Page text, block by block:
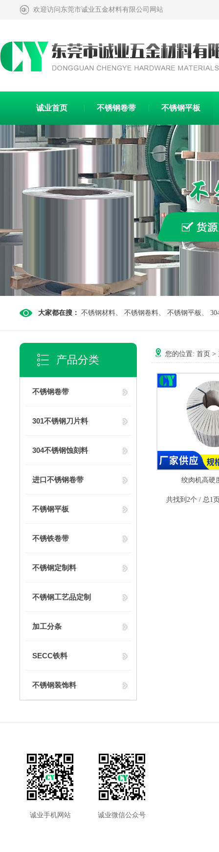
欢迎访问东莞市诚业五金材料有限公司网站
诚业首页 不锈钢卷带 不锈钢平板
大家都在搜： 不锈钢材料、 不锈钢卷料、 不锈钢平板 、
产品分类
不锈钢卷带
301不锈钢刀片料
304不锈钢蚀刻料
进口不锈钢卷带
不锈钢平板
不锈铁卷带
不锈钢定制料
不锈钢工艺品定制
加工分条
SECC铁料
不锈钢装饰料
您的位置: 首页 >
绞肉机高硬
共找到2个 / 总1
诚业手机网站 诚业微信公众号